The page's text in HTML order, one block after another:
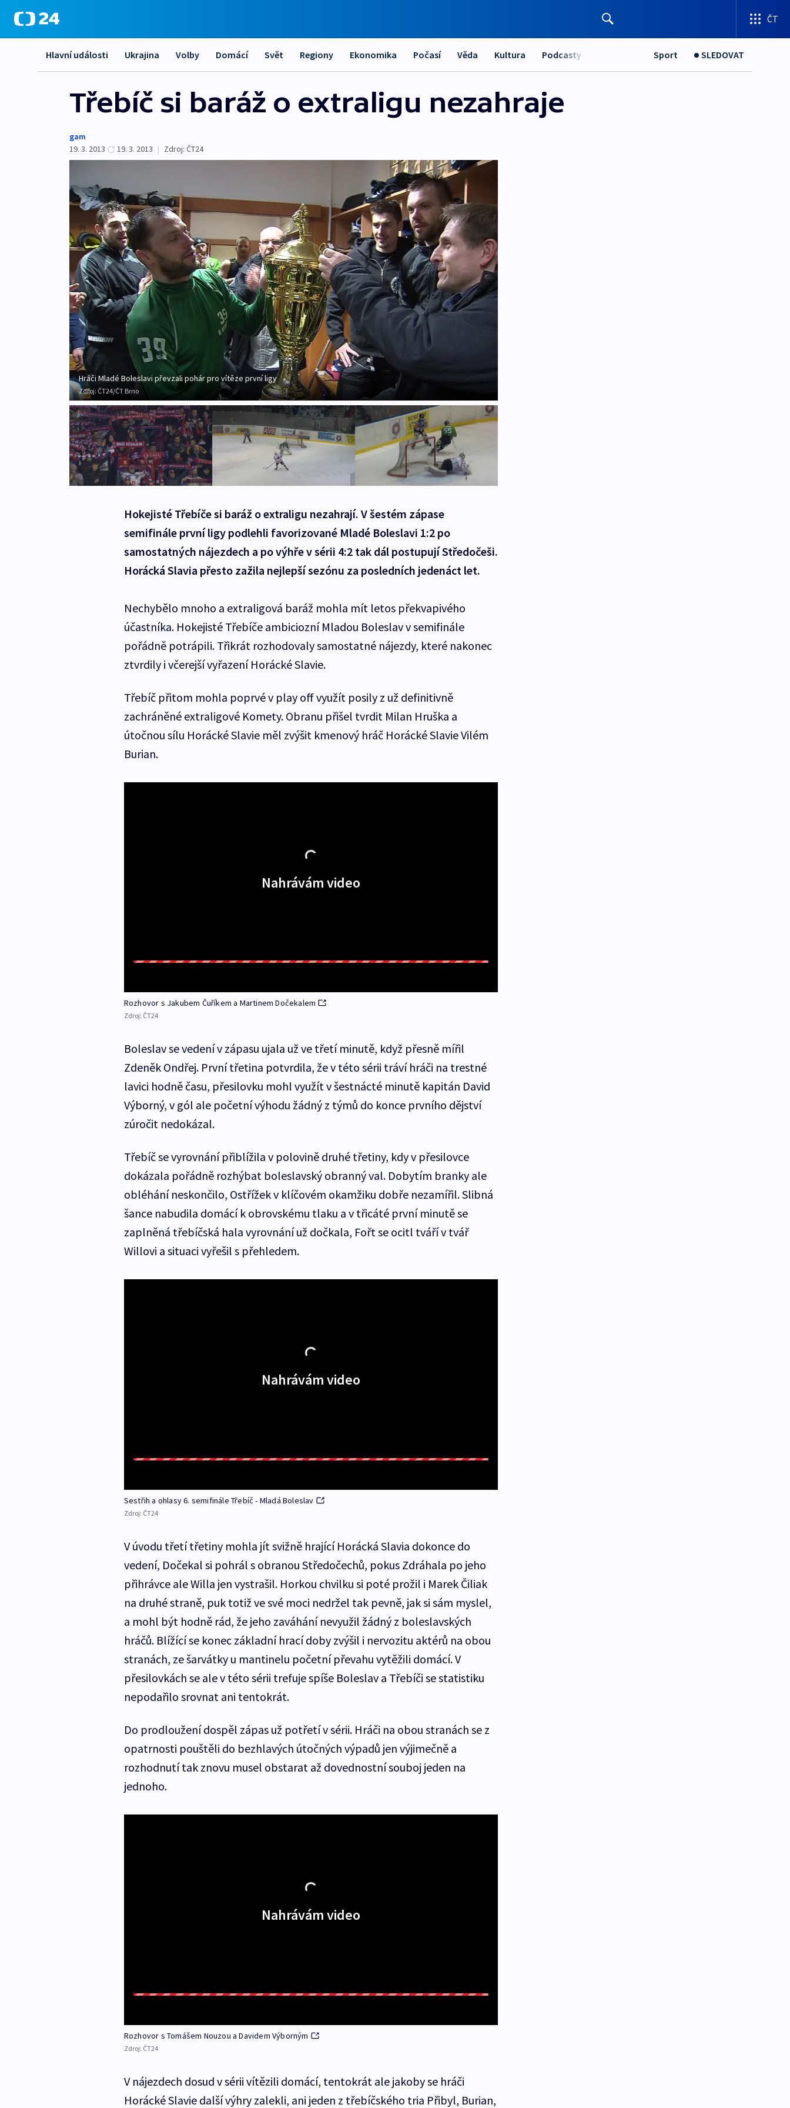
ČT
Hlavní události Ukrajina Volby Domácí Svět Regiony Ekonomika Počasí Věda Kultura Podcasty Sport SLEDOVAT
Třebíč si baráž o extraligu nezahraje
gam
19. 3. 2013
19. 3. 2013 | Zdroj: ČT24
Hráči Mladé Boleslavi převzali pohár pro vítěze první ligy
Zdroj: ČT24/ČT Brno
Hokejisté Třebíče si baráž o extraligu nezahrají. V šestém zápase
semifinále první ligy podlehli favorizované Mladé Boleslavi 1:2 po
samostatných nájezdech a po výhře v sérii 4:2 tak dál postupují Středočeši.
Horácká Slavia přesto zažila nejlepší sezónu za posledních jedenáct let.
Nechybělo mnoho a extraligová baráž mohla mít letos překvapivého
účastníka. Hokejisté Třebíče ambiciozní Mladou Boleslav v semifinále
pořádně potrápili. Třikrát rozhodovaly samostatné nájezdy, které nakonec
ztvrdily i včerejší vyřazení Horácké Slavie.
Třebíč přitom mohla poprvé v play off využít posily z už definitivně
zachráněné extraligové Komety. Obranu přišel tvrdit Milan Hruška a
útočnou sílu Horácké Slavie měl zvýšit kmenový hráč Horácké Slavie Vilém
Burian.
Nahrávám video
Rozhovor s Jakubem Čuříkem a Martinem Dočekalem
Zdroj: ČT24
Boleslav se vedení v zápasu ujala už ve třetí minutě, když přesně mířil
Zdeněk Ondřej. První třetina potvrdila, že v této sérii tráví hráči na trestné
lavici hodně času, přesilovku mohl využít v šestnácté minutě kapitán David
Výborný, v gól ale početní výhodu žádný z týmů do konce prvního dějství
zúročit nedokázal.
Třebíč se vyrovnání přiblížila v polovině druhé třetiny, kdy v přesilovce
dokázala pořádně rozhýbat boleslavský obranný val. Dobytím branky ale
obléhání neskončilo, Ostřížek v klíčovém okamžiku dobře nezamířil. Slibná
šance nabudila domácí k obrovskému tlaku a v třicáté první minutě se
zaplněná třebíčská hala vyrovnání už dočkala, Fořt se ocitl tváří v tvář
Willovi a situaci vyřešil s přehledem.
Nahrávám video
Sestřih a ohlasy 6. semifinále Třebíč - Mladá Boleslav
Zdroj: ČT24
V úvodu třetí třetiny mohla jít svižně hrající Horácká Slavia dokonce do
vedení, Dočekal si pohrál s obranou Středočechů, pokus Zdráhala po jeho
přihrávce ale Willa jen vystrašil. Horkou chvilku si poté prožil i Marek Čiliak
na druhé straně, puk totiž ve své moci nedržel tak pevně, jak si sám myslel,
a mohl být hodně rád, že jeho zaváhání nevyužil žádný z boleslavských
hráčů. Blížící se konec základní hrací doby zvýšil i nervozitu aktérů na obou
stranách, ze šarvátky u mantinelu početní převahu vytěžili domácí. V
přesilovkách se ale v této sérii trefuje spíše Boleslav a Třebíči se statistiku
nepodařilo srovnat ani tentokrát.
Do prodloužení dospěl zápas už potřetí v sérii. Hráči na obou stranách se z
opatrnosti pouštěli do bezhlavých útočných výpadů jen výjimečně a
rozhodnutí tak znovu musel obstarat až dovednostní souboj jeden na
jednoho.
Nahrávám video
Rozhovor s Tomášem Nouzou a Davidem Výborným
Zdroj: ČT24
V nájezdech dosud v sérii vítězili domácí, tentokrát ale jakoby se hráči
Horácké Slavie další výhry zalekli, ani jeden z třebíčského tria Přibyl, Burian,